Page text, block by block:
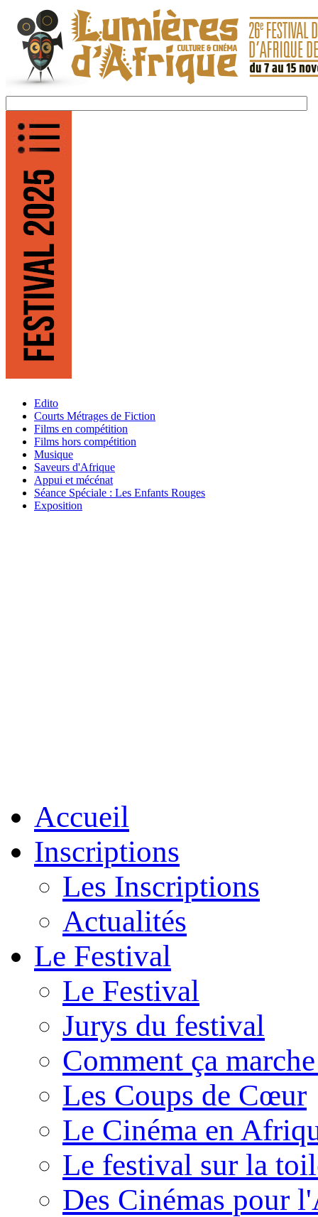
Edito
Courts Métrages de Fiction
Films en compétition
Films hors compétition
Musique
Saveurs d'Afrique
Appui et mécénat
Séance Spéciale : Les Enfants Rouges
Exposition
Accueil
Inscriptions
Les Inscriptions
Actualités
Le Festival
Le Festival
Jurys du festival
Comment ça
Les Coups de Cœur
Le Cinéma en
Le festival sur la
Des Cinémas pour